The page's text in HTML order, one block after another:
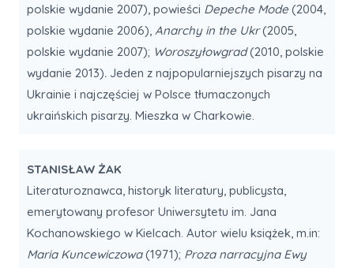
polskie wydanie 2007), powieści Depeche Mode (2004,
polskie wydanie 2006), Anarchy in the Ukr(2005,
polskie wydanie 2007); Woroszyłowgrad(2010, polskie
wydanie 2013). Jeden z najpopularniejszych pisarzy na
Ukrainie i najczęściej w Polsce tłumaczonych
ukraińskich pisarzy. Mieszka w Charkowie.
STANISŁAW ŻAK
Literaturoznawca, historyk literatury, publicysta,
emerytowany profesor Uniwersytetu im. Jana
Kochanowskiego w Kielcach. Autor wielu książek, m.in:
Maria Kuncewiczowa(1971); Proza narracyjna Ewy